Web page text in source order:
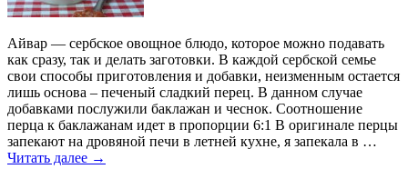
Айвар — сербское овощное блюдо, которое можно подавать
как сразу, так и делать заготовки. В каждой сербской семье
свои способы приготовления и добавки, неизменным остается
лишь основа – печеный сладкий перец. В данном случае
добавками послужили баклажан и чеснок. Соотношение
перца к баклажанам идет в пропорции 6:1 В оригинале перцы
запекают на дровяной печи в летней кухне, я запекала в …
Читать далее →